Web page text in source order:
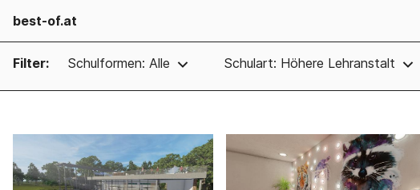
best-of.at
Filter: Schulformen: Alle Schulart: Höhere Lehranstalt